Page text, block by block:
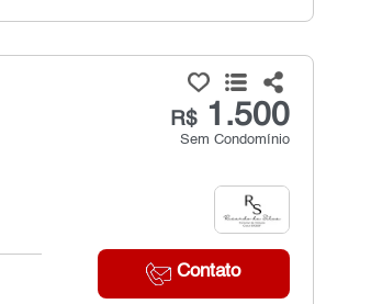
R$1.500
Sem Condomínio
Contato